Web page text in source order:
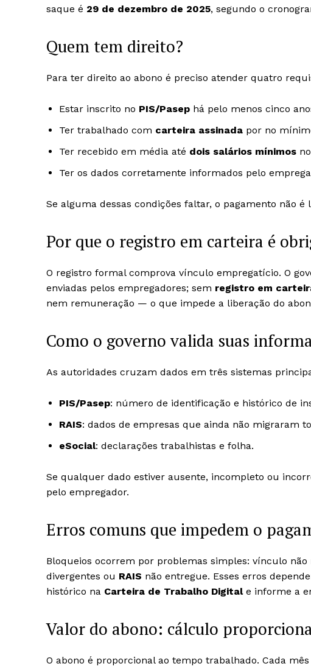
saque é 29 de dezembro de 2025, segundo o
Quem tem direito?
Para ter direito ao abono é preciso atender quatro
Estar inscrito no PIS/Pasep há pelo menos cinco
Ter trabalhado com carteira assinada por no
Ter recebido em média até dois salários mínimos
Ter os dados corretamente informados pelo
Se alguma dessas condições faltar, o pagamento não é
Por que o registro em carteira é
O registro formal comprova vínculo empregatício. O
enviadas pelos empregadores; sem registro em
nem remuneração — o que impede a liberação do
Como o governo valida suas
As autoridades cruzam dados em três sistemas
PIS/Pasep: número de identificação e histórico de
RAIS: dados de empresas que ainda não migraram
eSocial: declarações trabalhistas e folha.
Se qualquer dado estiver ausente, incompleto ou
pelo empregador.
Erros comuns que impedem o
Bloqueios ocorrem por problemas simples: vínculo
divergentes ou RAIS não entregue. Esses erros
histórico na Carteira de Trabalho Digitale informe a
Valor do abono: cálculo
O abono é proporcional ao tempo trabalhado. Cada